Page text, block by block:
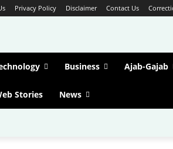
Privacy Policy Disclaimer Contact Us
Business Ajab-Gajab
Stories News